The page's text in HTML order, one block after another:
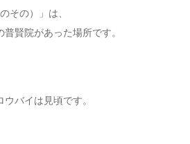
その）」は、
賢院があった場所です。
バイは見頃です。